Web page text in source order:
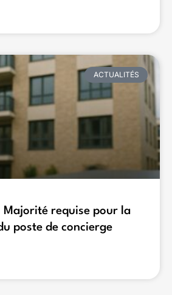
ACTUALITÉS
Majorité requise pour la
poste de concierge